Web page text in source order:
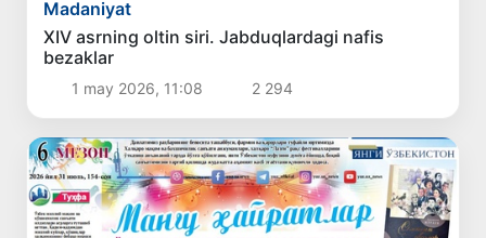
Madaniyat
XIV asrning oltin siri. Jabduqlardagi nafis
bezaklar
1 may 2026, 11:08 2 294